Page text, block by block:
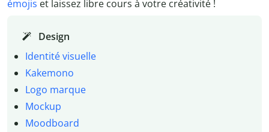
émojis et laissez libre cours à votre créativité !
Design
Identité visuelle
Kakemono
Logo marque
Mockup
Moodboard